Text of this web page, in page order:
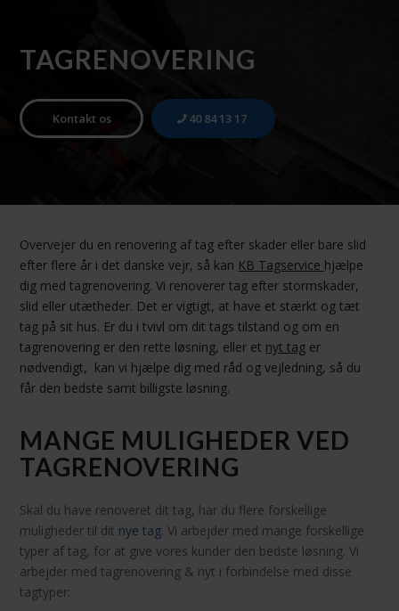
TAG­RENOVERING
Kontakt os 40 84 13 17
Overvejer du en renovering af tag efter skader eller bare slid
efter flere år i det danske vejr, så kan KB Tagservice hjælpe
dig med tagrenovering. Vi renoverer tag efter stormskader,
slid eller utætheder. Det er vigtigt, at have et stærkt og tæt
tag på sit hus. Er du i tvivl om dit tags tilstand og om en
tagrenovering er den rette løsning, eller et nyt tag er
nødvendigt, kan vi hjælpe dig med råd og vejledning, så du
får den bedste samt billigste løsning.
MANGE MULIGHEDER VED
TAGRENOVERING
Skal du have renoveret dit tag, har du flere forskellige
muligheder til dit nye tag. Vi arbejder med mange forskellige
typer af tag, for at give vores kunder den bedste løsning. Vi
arbejder med tagrenovering & nyt i forbindelse med disse
tagtyper: